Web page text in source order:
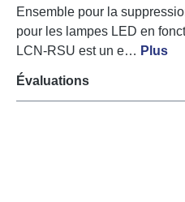
Ensemble pour la
pour les lampes LED en
LCN-RSU est un e… Plus
Évaluations